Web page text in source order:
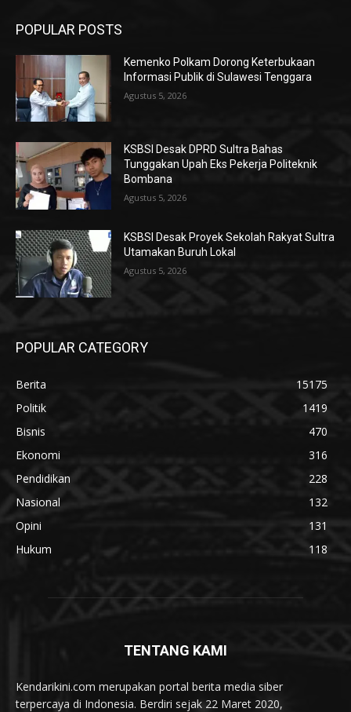
POPULAR POSTS
Kemenko Polkam Dorong Keterbukaan
Informasi Publik di Sulawesi Tenggara
Agustus 5, 2026
KSBSI Desak DPRD Sultra Bahas
Tunggakan Upah Eks Pekerja Politeknik
Bombana
Agustus 5, 2026
KSBSI Desak Proyek Sekolah Rakyat Sultra
Utamakan Buruh Lokal
Agustus 5, 2026
POPULAR CATEGORY
Berita
15175
Politik
1419
Bisnis
470
Ekonomi
316
Pendidikan
228
Nasional
132
Opini
131
Hukum
118
TENTANG KAMI
Kendarikini.com merupakan portal berita media siber
terpercaya di Indonesia. Berdiri sejak 22 Maret 2020,